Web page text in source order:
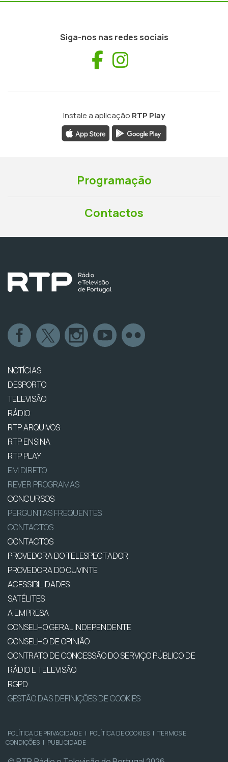
Siga-nos nas redes sociais
Facebook
Instale a aplicação RTP Play
Programação
Contactos
NOTÍCIAS
DESPORTO
TELEVISÃO
RÁDIO
RTP ARQUIVOS
RTP ENSINA
RTP PLAY
EM DIRETO
REVER PROGRAMAS
CONCURSOS
PERGUNTAS FREQUENTES
CONTACTOS
CONTACTOS
PROVEDORA DO TELESPECTADOR
PROVEDORA DO OUVINTE
ACESSIBILIDADES
SATÉLITES
A EMPRESA
CONSELHO GERAL INDEPENDENTE
CONSELHO DE OPINIÃO
CONTRATO DE CONCESSÃO DO SERVIÇO PÚBLICO DE
RÁDIO E TELEVISÃO
RGPD
GESTÃO DAS DEFINIÇÕES DE COOKIES
POLÍTICA DE PRIVACIDADE | POLÍTICA DE COOKIES | TERMOS E
CONDIÇÕES | PUBLICIDADE